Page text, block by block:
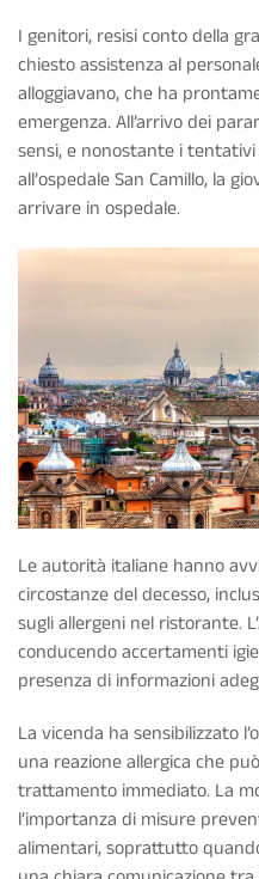
I genitori, resisi conto della
chiesto assistenza al
alloggiavano, che ha
emergenza. All’arrivo dei
sensi, e nonostante i
all’ospedale San Camillo, la
arrivare in ospedale.
Le autorità italiane hanno
circostanze del decesso,
sugli allergeni nel ristorante.
conducendo accertamenti
presenza di informazioni
La vicenda ha sensibilizzato
una reazione allergica che
trattamento immediato. La
l’importanza di misure
alimentari, soprattutto